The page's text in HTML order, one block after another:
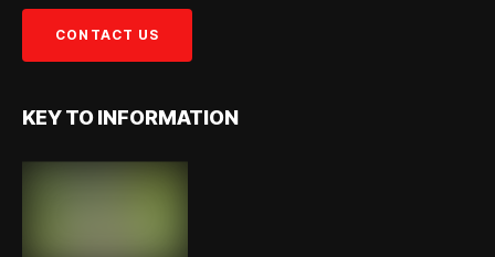
KEY TO INFORMATION